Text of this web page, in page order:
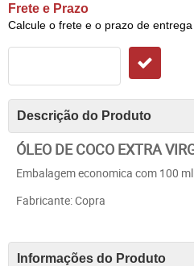
Frete e Prazo
Calcule o frete e o prazo de
Descrição do Produto
ÓLEO DE COCO EXTRA
Embalagem economica com 100 ml
Fabricante: Copra
Informações do Produto